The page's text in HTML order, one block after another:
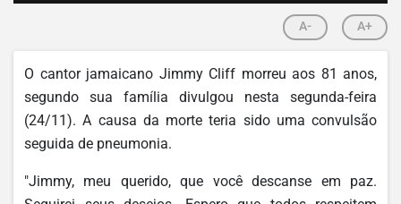
A- A+
O cantor jamaicano Jimmy Cliff morreu aos 81 anos,
segundo sua família divulgou nesta segunda-feira
(24/11). A causa da morte teria sido uma convulsão
seguida de pneumonia.
"Jimmy, meu querido, que você descanse em paz.